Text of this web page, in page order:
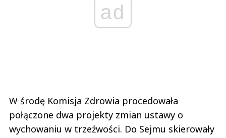
ad
W środę Komisja Zdrowia procedowała
połączone dwa projekty zmian ustawy o
wychowaniu w trzeźwości. Do Sejmu skierowały